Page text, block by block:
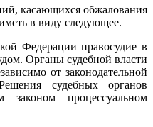
касающихся обжалования
в виду следующее.
Федерации правосудие в
Органы судебной власти
от законодательной
судебных органов
законом процессуальном